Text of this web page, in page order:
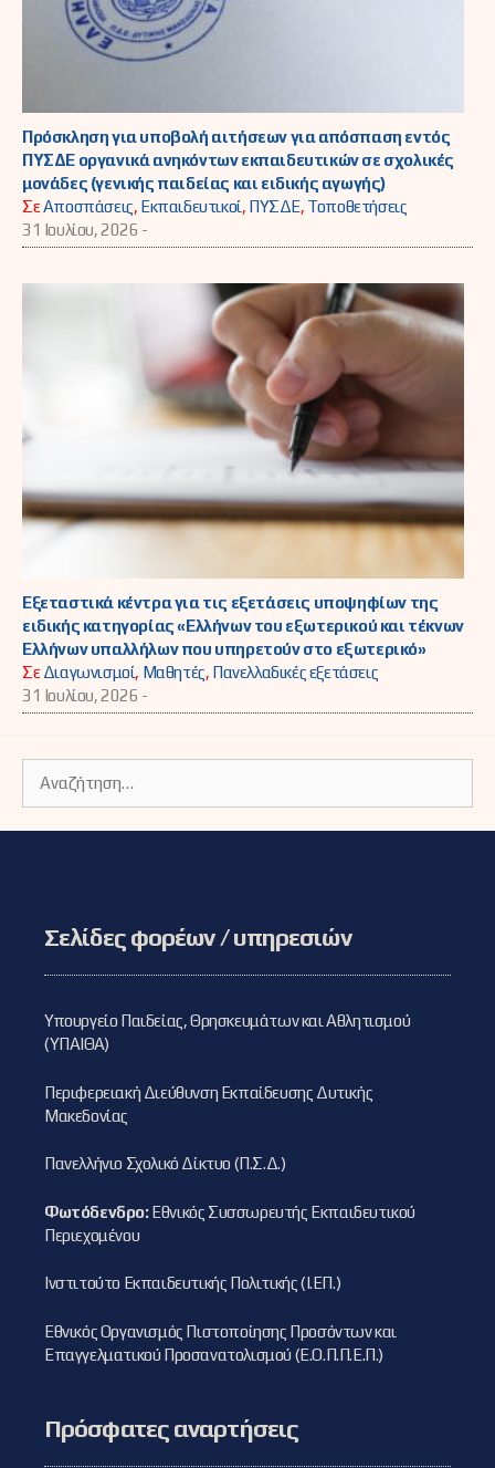
Πρόσκληση για υποβολή αιτήσεων για απόσπαση εντός
ΠΥΣΔΕ οργανικά ανηκόντων εκπαιδευτικών σε σχολικές
μονάδες (γενικής παιδείας και ειδικής αγωγής)
ΣεΑποσπάσεις, Εκπαιδευτικοί, ΠΥΣΔΕ, Τοποθετήσεις
31 Ιουλίου, 2026 -
Εξεταστικά κέντρα για τις εξετάσεις υποψηφίων της
ειδικής κατηγορίας «Ελλήνων του εξωτερικού και τέκνων
Ελλήνων υπαλλήλων που υπηρετούν στο εξωτερικό»
ΣεΔιαγωνισμοί, Μαθητές, Πανελλαδικές εξετάσεις
31 Ιουλίου, 2026 -
για:
Σελίδες φορέων / υπηρεσιών
Υπουργείο Παιδείας, Θρησκευμάτων και Αθλητισμού
(ΥΠΑΙΘΑ)
Περιφερειακή Διεύθυνση Εκπαίδευσης Δυτικής
Μακεδονίας
Πανελλήνιο Σχολικό Δίκτυο (Π.Σ.Δ.)
Φωτόδενδρο:Εθνικός Συσσωρευτής Εκπαιδευτικού
Περιεχομένου
Ινστιτούτο Εκπαιδευτικής Πολιτικής (Ι.ΕΠ.)
Εθνικός Οργανισμός Πιστοποίησης Προσόντων και
Επαγγελματικού Προσανατολισμού (Ε.Ο.Π.Π.Ε.Π.)
Πρόσφατες αναρτήσεις